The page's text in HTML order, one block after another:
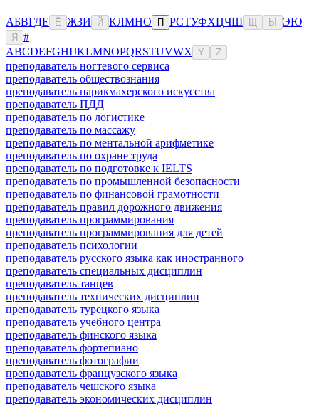
АБВГДЕ Ё ЖЗИ Й КЛМНО П РСТУФХЦЧШ Ы ЭЮ
Я
#
ABCDEFGHIJKLMNOPQRSTUVWX Y Z
преподаватель ногтевого сервиса
преподаватель обществознания
преподаватель парикмахерского искусства
преподаватель ПДД
преподаватель по логистике
преподаватель по массажу
преподаватель по ментальной арифметике
преподаватель по охране труда
преподаватель по подготовке к IELTS
преподаватель по промышленной безопасности
преподаватель по финансовой грамотности
преподаватель правил дорожного движения
преподаватель программирования
преподаватель программирования для детей
преподаватель психологии
преподаватель русского языка как иностранного
преподаватель специальных дисциплин
преподаватель танцев
преподаватель технических дисциплин
преподаватель турецкого языка
преподаватель учебного центра
преподаватель финского языка
преподаватель фортепиано
преподаватель фотографии
преподаватель французского языка
преподаватель чешского языка
преподаватель экономических дисциплин